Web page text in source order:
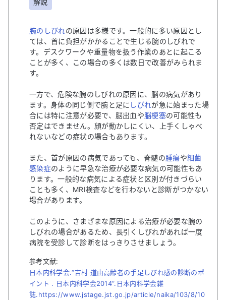
解説
腕のしびれの原因は多様です。一般的に多い原因とし
ては、首に負担がかかることで生じる腕のしびれで
す。デスクワークや重量物を扱う作業のあとに起こる
ことが多く、この場合の多くは数日で改善がみられま
す。
一方で、危険な腕のしびれの原因に、脳の病気があり
ます。身体の同じ側で腕と足に しびれが急に始まった場
合には特に注意が必要で、脳出血や脳梗塞の可能性も
否定はできません。顔が動かしにくい、上手くしゃべ
れないなどの症状の場合もあります。
また、首が原因の病気であっても、脊髄の腫瘍や細菌
感染症のように早急な治療が必要な病気の可能性もあ
ります。一般的な病気による症状と区別が付きづらい
ことも多く、MRI検査などを行わないと診断がつかない
場合があります。
このように、さまざまな原因による治療が必要な腕の
しびれの場合があるため、長引くしびれがあれば一度
病院を受診して診断をはっきりさせましょう。
参考文献:
日本内科学会.“吉村 道由高齢者の手足しびれ感の診断のポ
イント . 日本内科学会2014”.日本内科学会雑
誌.https://www.jstage.jst.go.jp/article/naika/103/8/10